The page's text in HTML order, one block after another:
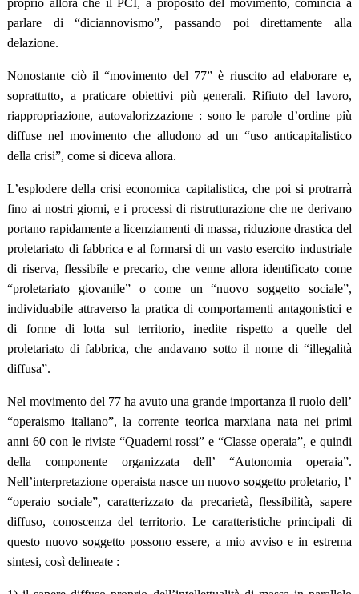
proprio allora che il PCI, a proposito del movimento, comincia a
parlare di “diciannovismo”, passando poi direttamente alla
delazione.
Nonostante ciò il “movimento del 77” è riuscito ad elaborare e,
soprattutto, a praticare obiettivi più generali. Rifiuto del lavoro,
riappropriazione, autovalorizzazione : sono le parole d’ordine più
diffuse nel movimento che alludono ad un “uso anticapitalistico
della crisi”, come si diceva allora.
L’esplodere della crisi economica capitalistica, che poi si protrarrà
fino ai nostri giorni, e i processi di ristrutturazione che ne derivano
portano rapidamente a licenziamenti di massa, riduzione drastica del
proletariato di fabbrica e al formarsi di un vasto esercito industriale
di riserva, flessibile e precario, che venne allora identificato come
“proletariato giovanile” o come un “nuovo soggetto sociale”,
individuabile attraverso la pratica di comportamenti antagonistici e
di forme di lotta sul territorio, inedite rispetto a quelle del
proletariato di fabbrica, che andavano sotto il nome di “illegalità
diffusa”.
Nel movimento del 77 ha avuto una grande importanza il ruolo dell’
“operaismo italiano”, la corrente teorica marxiana nata nei primi
anni 60 con le riviste “Quaderni rossi” e “Classe operaia”, e quindi
della componente organizzata dell’ “Autonomia operaia”.
Nell’interpretazione operaista nasce un nuovo soggetto proletario, l’
“operaio sociale”, caratterizzato da precarietà, flessibilità, sapere
diffuso, conoscenza del territorio. Le caratteristiche principali di
questo nuovo soggetto possono essere, a mio avviso e in estrema
sintesi, così delineate :